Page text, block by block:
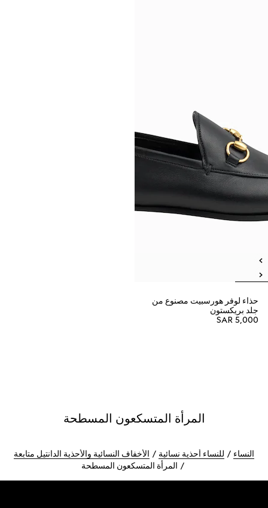
حذاء لوفر هورسبيت مصنوع من
جلد بريكستون
SAR 5,000
المرأة المتسكعون المسطحة
النساء للنساء أحذية نسائية
الأخفاف النسائية والأحذية الدانتيل متابعة
المرأة المتسكعون المسطحة